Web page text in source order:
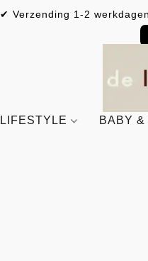
✔ Verzending 1-2
LIFESTYLE BABY